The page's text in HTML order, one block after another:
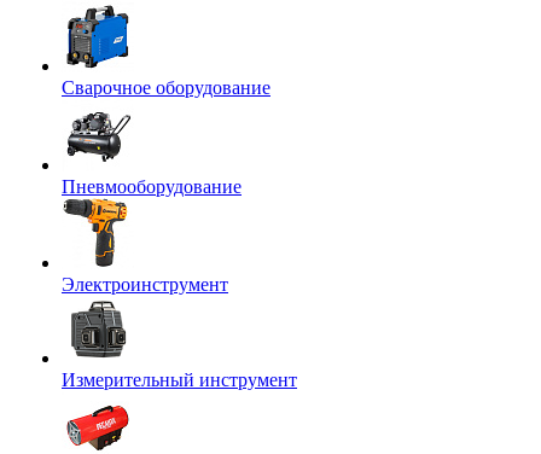
Сварочное оборудование
Пневмооборудование
Электроинструмент
Измерительный инструмент